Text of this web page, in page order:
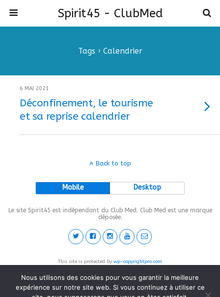
Spirit45 - ClubMed
Tags › Calendrier
6 MAI 2021
Déconfinement, le tourisme
et sa reprise calendrier
Back to top
Mobile Desktop
Le site Spirit45 est indépendant du Club Med. Club Med est une marque
déposée.
This site is protected by wp-copyrightpro.com
Nous utilisons des cookies pour vous garantir la meilleure
expérience sur notre site web. Si vous continuez à utiliser ce